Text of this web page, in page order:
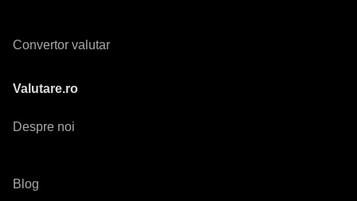
Convertor valutar
Valutare.ro
Despre noi
Blog